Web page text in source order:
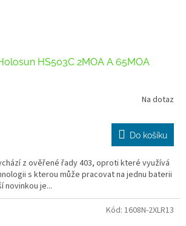
HS503C 2MOA A 65MOA
Na dotaz
Do košíku
z ověřené řady 403, oproti které využívá
s kterou může pracovat na jednu baterii
novinkou je...
Kód: 1608N-2XLR13